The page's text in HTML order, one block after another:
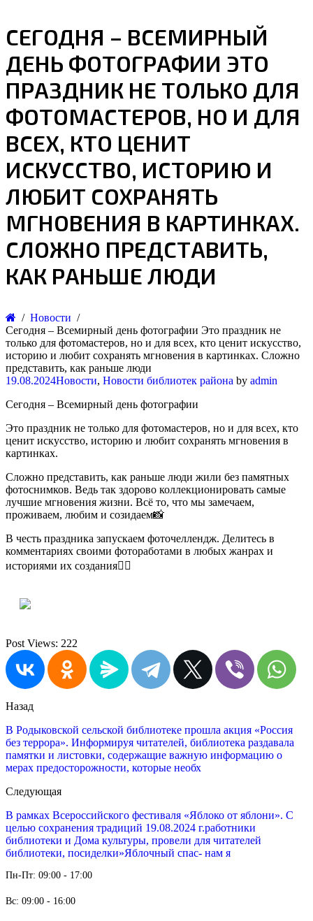
СЕГОДНЯ – ВСЕМИРНЫЙ
ДЕНЬ ФОТОГРАФИИ ЭТО
ПРАЗДНИК НЕ ТОЛЬКО ДЛЯ
ФОТОМАСТЕРОВ, НО И ДЛЯ
ВСЕХ, КТО ЦЕНИТ
ИСКУССТВО, ИСТОРИЮ И
ЛЮБИТ СОХРАНЯТЬ
МГНОВЕНИЯ В КАРТИНКАХ.
СЛОЖНО ПРЕДСТАВИТЬ,
КАК РАНЬШЕ ЛЮДИ
Новости
Сегодня – Всемирный день фотографии Это праздник не
только для фотомастеров, но и для всех, кто ценит искусство,
историю и любит сохранять мгновения в картинках. Сложно
представить, как раньше люди
19.08.2024Новости, Новости библиотек района by admin
Сегодня – Всемирный день фотографии
Это праздник не только для фотомастеров, но и для всех, кто
ценит искусство, историю и любит сохранять мгновения в
картинках.
Сложно представить, как раньше люди жили без памятных
фотоснимков. Ведь так здорово коллекционировать самые
лучшие мгновения жизни. Всё то, что мы замечаем,
проживаем, любим и созидаем📸
В честь праздника запускаем фоточеллендж. Делитесь в
комментариях своими фотоработами в любых жанрах и
историями их создания✍🏻
Post Views: 222
Назад
В Родыковской сельской библиотеке прошла акция «Россия
без террора». Информируя читателей, библиотека раздавала
памятки и листовки, содержащие важную информацию о
мерах предосторожности, которые необх
Следующая
В рамках Всероссийского фестиваля «Яблоко от яблони». С
целью сохранения традиций 19.08.2024 г.работники
библиотеки и Дома культуры, провели для читателей
библиотеки, посиделки»Яблочный спас- нам я
Пн-Пт: 09:00 - 17:00
Вс: 09:00 - 16:00